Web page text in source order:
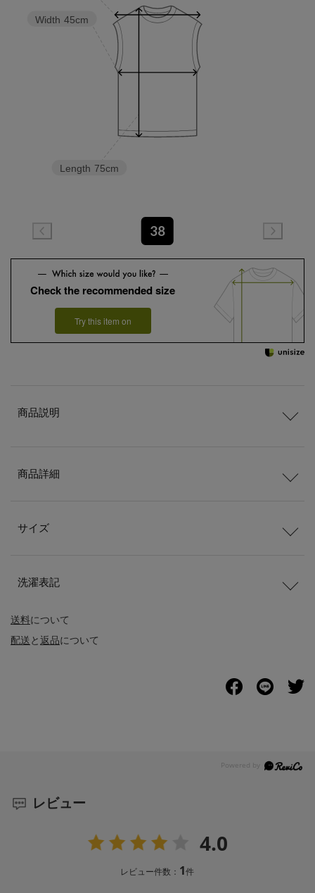
Length 75cm
Width 45cm
38
Check the recommended size
Try this item on
送料について
配送と返品について
商品説明
商品詳細
サイズ
洗濯表記
レビュー
4.0
レビュー件数： 1件